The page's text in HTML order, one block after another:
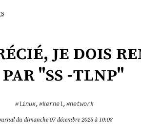
je dois
"ss -tlnp"
#linux, #kernel, #network
du dimanche 07 décembre 2025 à 10:08